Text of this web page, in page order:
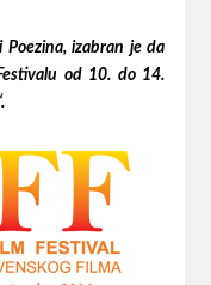
izabran je da
od 10. do 14.